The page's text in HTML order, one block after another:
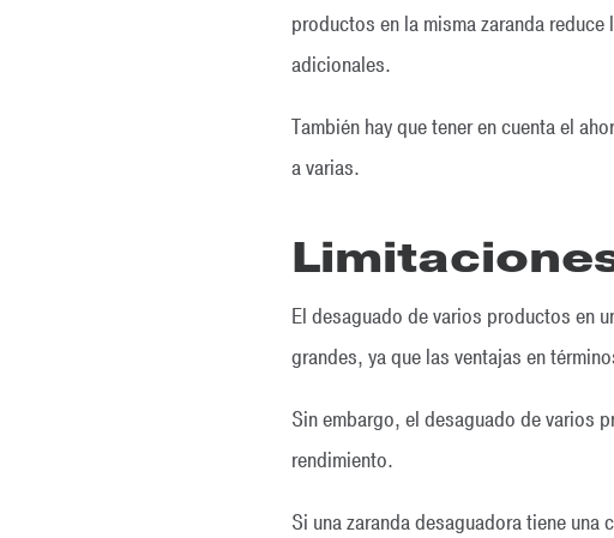
productos en la misma zaranda
adicionales.
También hay que tener en cuenta el
a varias.
El desaguado de varios productos en
grandes, ya que las ventajas en
Sin embargo, el desaguado de varios
rendimiento.
Si una zaranda desaguadora tiene